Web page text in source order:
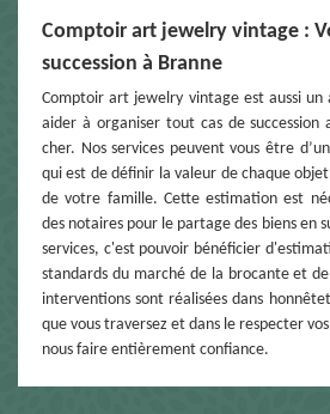
Comptoir art jewelry vintage :
succession à Branne
Comptoir art jewelry vintage est aussi
aider à organiser tout cas de succession
cher. Nos services peuvent vous être
qui est de définir la valeur de chaque
de votre famille. Cette estimation est
des notaires pour le partage des biens en
services, c'est pouvoir bénéficier
standards du marché de la brocante et
interventions sont réalisées dans
que vous traversez et dans le respecter
nous faire entièrement confiance.